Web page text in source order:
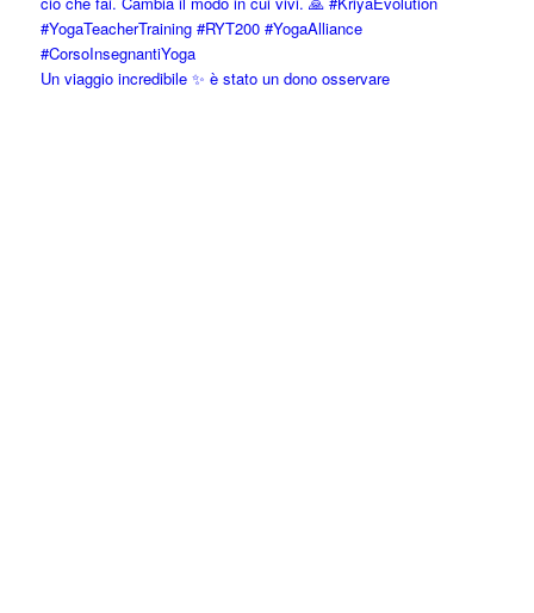
Un viaggio incredibile ✨ è stato un dono osservare